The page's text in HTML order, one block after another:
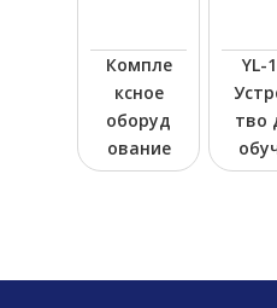
Компле
ксное
оборуд
ование
для
и
YL-
тво
ия